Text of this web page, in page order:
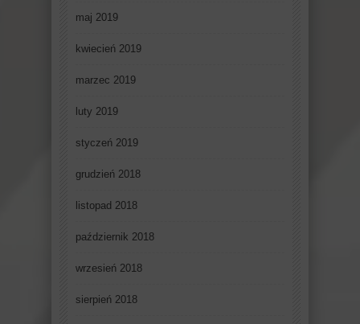
maj 2019
kwiecień 2019
marzec 2019
luty 2019
styczeń 2019
grudzień 2018
listopad 2018
październik 2018
wrzesień 2018
sierpień 2018